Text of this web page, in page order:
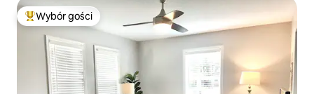
Najpopularniejsze z kategorii Wybór gości
Wybór gości